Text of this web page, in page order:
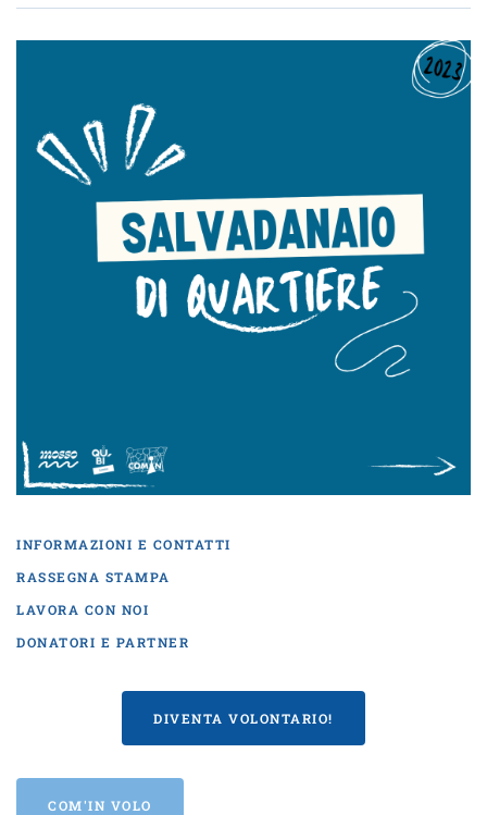
INFORMAZIONI E CONTATTI
RASSEGNA STAMPA
LAVORA CON NOI
DONATORI E PARTNER
DIVENTA VOLONTARIO!
COM'IN VOLO